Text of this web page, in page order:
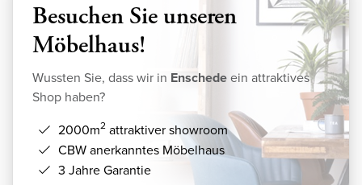
Besuchen Sie unseren
Möbelhaus!
Wussten Sie, dass wir in Enschedeein attraktives
Shop haben?
2000m2 attraktiver showroom
CBW anerkanntes Möbelhaus
3 Jahre Garantie